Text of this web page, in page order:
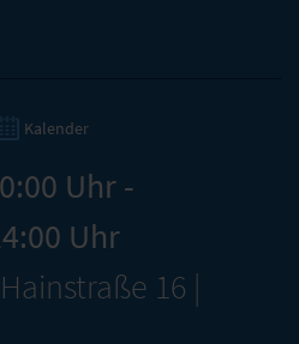
Kalender
Uhr -
Uhr
16 |